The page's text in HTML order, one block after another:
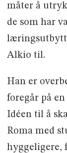
måter å
de som har
Alkio til.
Han er
foregår på
Idéen til å
Roma med
hyggeligere,